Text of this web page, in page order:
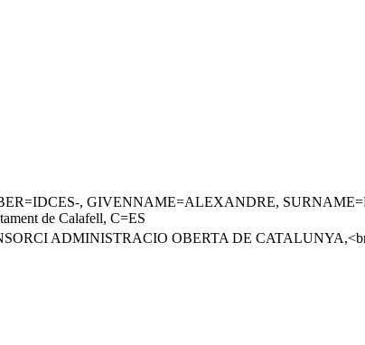
, GIVENNAME=ALEXANDRE,
de Calafell, C=ES
ADMINISTRACIO OBERTA DE